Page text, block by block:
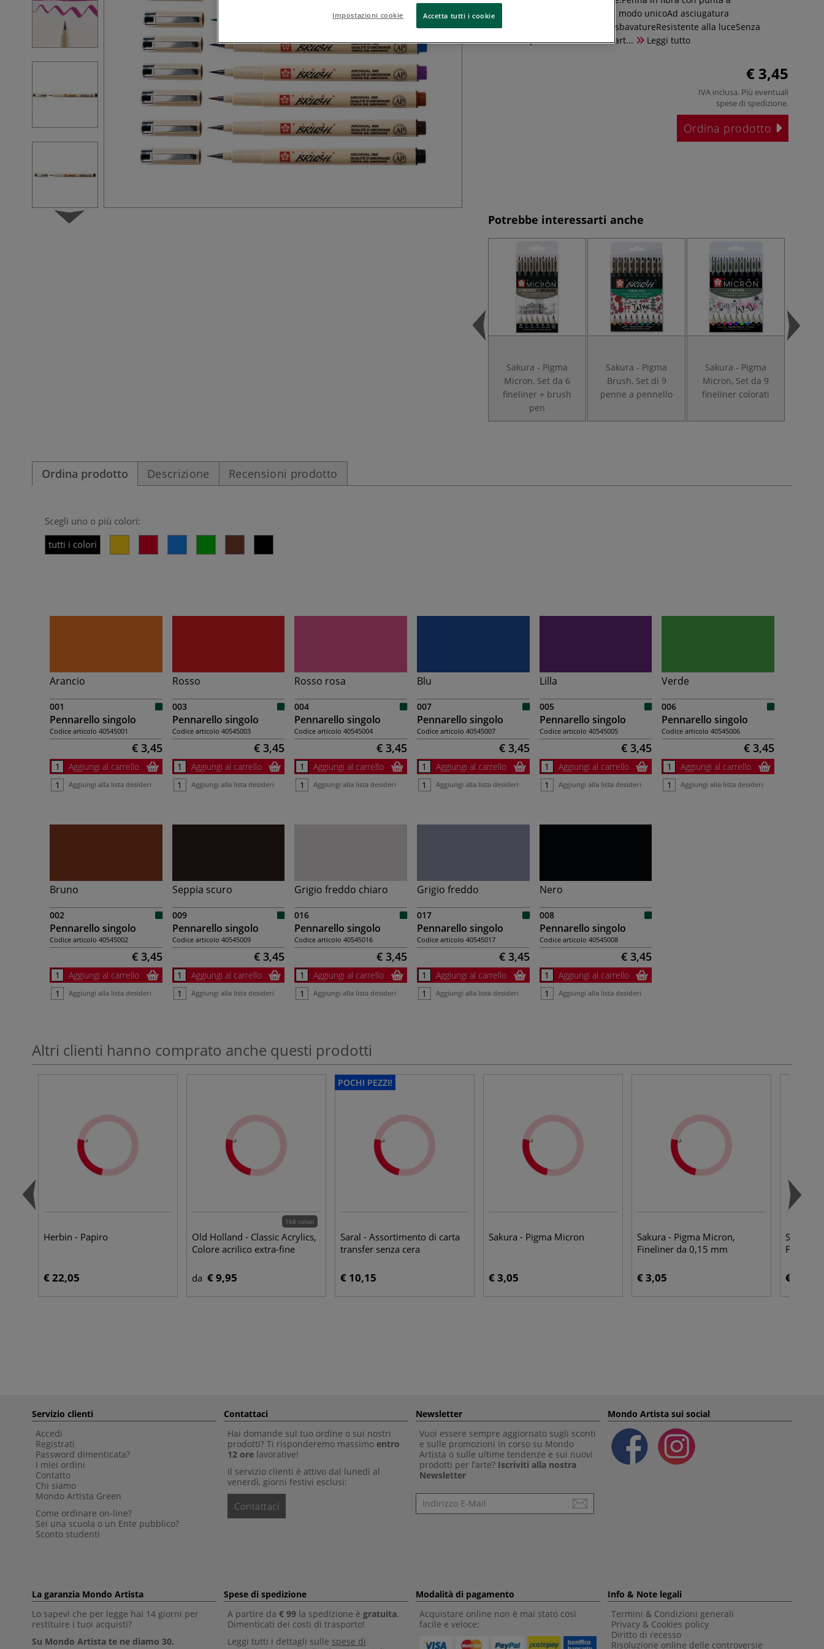
pennelloInchiostro pigmentato in modo unicoAd asciugatura
rapidaResistente all'acqua e alle sbavatureResistente alla luceSenza
acidiNon trapassa attraverso la cart...
Leggi tutto
€ 3,45
IVA inclusa. Più eventuali
spese di spedizione.
Ordina prodotto
Potrebbe interessarti anche
Sakura - Pigma
Micron, Set da 6
fineliner + brush
pen
Sakura - Pigma
Brush, Set di 9
penne a pennello
Sakura - Pigma
Micron, Set da 9
fineliner colorati
Ordina prodotto Descrizione Recensioni prodotto
Scegli uno o più colori:
tutti i colori
Arancio
001
Pennarello singolo
Codice articolo 40545001
€ 3,45
Aggiungi al carrello
Aggiungi alla lista desideri
Rosso
003
Pennarello singolo
Codice articolo 40545003
€ 3,45
Aggiungi al carrello
Aggiungi alla lista desideri
Rosso rosa
004
Pennarello singolo
Codice articolo 40545004
€ 3,45
Aggiungi al carrello
Aggiungi alla lista desideri
Blu
007
Pennarello singolo
Codice articolo 40545007
€ 3,45
Aggiungi al carrello
Aggiungi alla lista desideri
Lilla
005
Pennarello singolo
Codice articolo 40545005
€ 3,45
Aggiungi al carrello
Aggiungi alla lista desideri
Verde
006
Pennarello singolo
Codice articolo 40545006
€ 3,45
Aggiungi al carrello
Aggiungi alla lista desideri
Bruno
002
Pennarello singolo
Codice articolo 40545002
€ 3,45
Aggiungi al carrello
Aggiungi alla lista desideri
Seppia scuro
009
Pennarello singolo
Codice articolo 40545009
€ 3,45
Aggiungi al carrello
Aggiungi alla lista desideri
Grigio freddo chiaro
016
Pennarello singolo
Codice articolo 40545016
€ 3,45
Aggiungi al carrello
Aggiungi alla lista desideri
Grigio freddo
017
Pennarello singolo
Codice articolo 40545017
€ 3,45
Aggiungi al carrello
Aggiungi alla lista desideri
Nero
008
Pennarello singolo
Codice articolo 40545008
€ 3,45
Aggiungi al carrello
Aggiungi alla lista desideri
Altri clienti hanno comprato anche questi prodotti
Herbin - Papiro
€ 22,05
168 colori
Old Holland - Classic Acrylics,
Colore acrilico extra-fine
da € 9,95
POCHI PEZZI!
Saral - Assortimento di carta
transfer senza cera
€ 10,15
Sakura - Pigma Micron
€ 3,05
Sakura - Pigma Micron,
Fineliner da 0,15 mm
€ 3,05
Sakura -
€ 3,05
Servizio clienti
Accedi
Registrati
Password dimenticata?
I miei ordini
Contatto
Chi siamo
Mondo Artista Green
Come ordinare on-line?
Sei una scuola o un Ente pubblico?
Sconto studenti
Contattaci
Hai domande sul tuo ordine o sui nostri
prodotti? Ti risponderemo massimo entro
12 ore lavorative!
Il servizio clienti è attivo dal lunedì al
venerdì, giorni festivi esclusi:
Contattaci
Newsletter
Vuoi essere sempre aggiornato sugli sconti
e sulle promozioni in corso su Mondo
Artista o sulle ultime tendenze e sui nuovi
prodotti per l’arte? Iscriviti alla nostra
Newsletter
Newsletter
Mondo Artista sui social
La garanzia Mondo Artista
Lo sapevi che per legge hai 14 giorni per
restituire i tuoi acquisti?
Su Mondo Artista te ne diamo 30.
Spese di spedizione
A partire da € 99 la spedizione è gratuita.
Dimenticati dei costi di trasporto!
Leggi tutti i dettagli sulle spese di
Modalità di pagamento
Acquistare online non è mai stato così
facile e veloce:
Info & Note legali
Termini & Condizioni generali
Privacy & Cookies policy
Diritto di recesso
Risoluzione online delle controversie
Impostazioni cookie Accetta tutti i cookie